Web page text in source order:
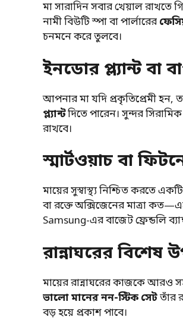
মা সারাদিন সবার খেয়াল রাখতে
নামী বিউটি স্পা বা পার্লারের
চনমনে করে তুলবে।
ইনডোর প্ল্যান্ট বা
আপনার মা যদি প্রকৃতিপ্রেমী হন,
প্ল্যান্টদিতে পারেন। সুন্দর
রাখবে।
স্মার্টওয়াচ বা
মায়ের সুস্বাস্থ্য নিশ্চিত করতে
বা রক্তে অক্সিজেনের মাত্রা
Samsung-এর বাজেট ফ্রেন্ডলি
রান্নাঘরের
মায়ের রান্নাঘরের কাজকে
ভালো মানের নন-স্টিক সেটতাঁর
বড় হয়ে প্রকাশ পাবে।